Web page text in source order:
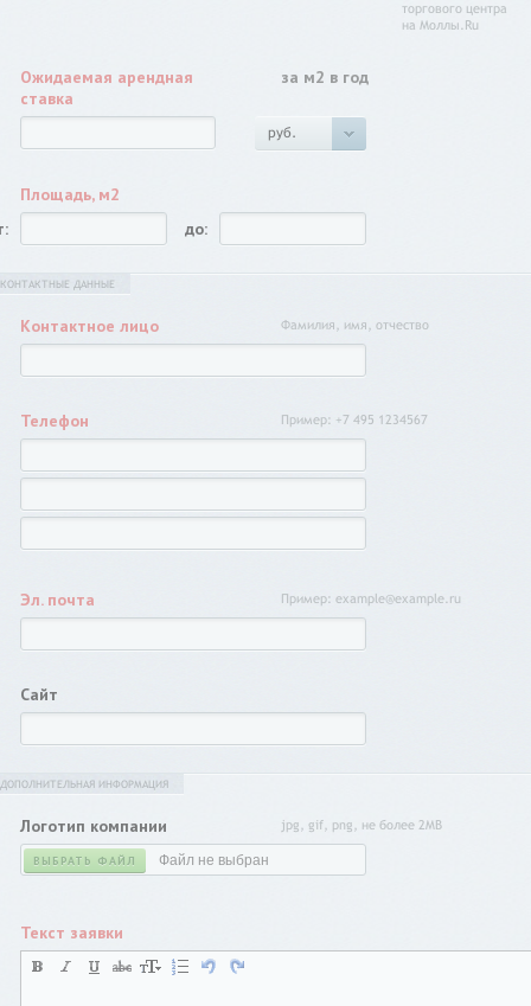
торгового центра
на Моллы.Ru
Ожидаемая арендная
ставка
руб.
за м2 в год
Площадь, м2
до:
КОНТАКТНЫЕ ДАННЫЕ
Контактное лицо Фамилия, имя, отчество
Телефон Пример: +7 495 1234567
Эл. почта Пример: example@example.ru
Сайт
ДОПОЛНИТЕЛЬНАЯ ИНФОРМАЦИЯ
Логотип компании
ВЫБРАТЬ ФАЙЛ Файл не выбран
jpg, gif, png, не более 2MB
Текст заявки